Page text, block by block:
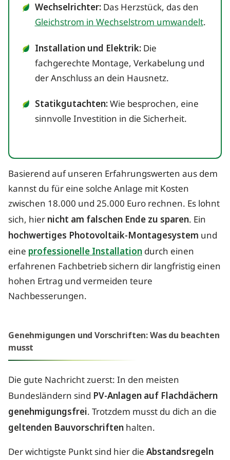
Wechselrichter:Das Herzstück, das den
Gleichstrom in Wechselstrom umwandelt.
Installation und Elektrik:Die
fachgerechte Montage, Verkabelung und
der Anschluss an dein Hausnetz.
Statikgutachten:Wie besprochen, eine
sinnvolle Investition in die Sicherheit.
Basierend auf unseren Erfahrungswerten aus dem
kannst du für eine solche Anlage mit Kosten
zwischen 18.000 und 25.000 Euro rechnen. Es lohnt
sich, hier nicht am falschen Ende zu sparen. Ein
hochwertiges Photovoltaik-Montagesystem und
eine professionelle Installation durch einen
erfahrenen Fachbetrieb sichern dir langfristig einen
hohen Ertrag und vermeiden teure
Nachbesserungen.
Genehmigungen und Vorschriften: Was du beachten
musst
Die gute Nachricht zuerst: In den meisten
Bundesländern sind PV-Anlagen auf Flachdächern
genehmigungsfrei. Trotzdem musst du dich an die
geltenden Bauvorschriften halten.
Der wichtigste Punkt sind hier die Abstandsregeln